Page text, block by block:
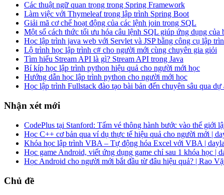
Các thuật ngữ quan trọng trong Spring Framework
Làm việc với Thymeleaf trong lập trình Spring Boot
Giải mã cơ chế hoạt động của các lệnh join trong SQL
Một số cách thức tối ưu hóa câu lệnh SQL giúp ứng dụng của
Học lập trình java web với Servlet và JSP bằng công cụ lập
Lộ trình học lập trình c# cho người mới cùng chuyên gia giỏi
Tìm hiểu Stream API là gì? Stream API trong Java
Bí kíp học lập trình python hiệu quả cho người mới học
Hướng dẫn học lập trình python cho người mới học
Học lập trình Fullstack đào tạo bài bản đến chuyên sâu qua dự
Nhận xét mới
CodePlus tại Stanford: Tấm vé thông hành bước vào thế giới
Học C++ cơ bản qua ví dụ thực tế hiệu quả cho người mới |
Khóa học lập trình VBA – Tự động hóa Excel với VBA |
Học game Android, viết ứng dụng game chỉ sau 1 khóa học |
Học Android cho người mới bắt đầu từ đâu hiệu quả? | Rao
Chủ đề